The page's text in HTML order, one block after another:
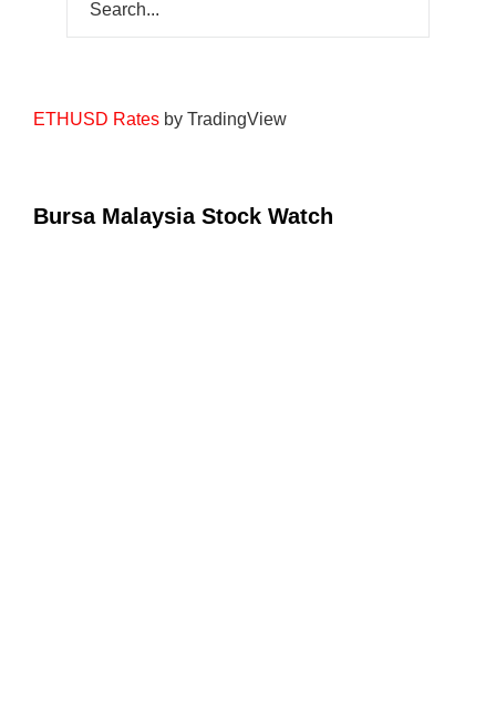
ETHUSD Rates by TradingView
Bursa Malaysia Stock Watch